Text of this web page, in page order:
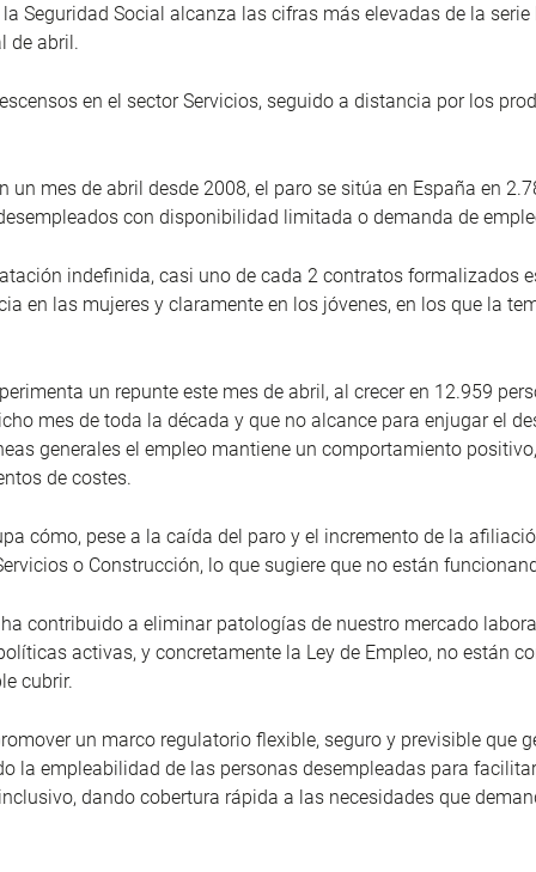
Seguridad Social alcanza las cifras más elevadas de la
de abril.
en el sector Servicios, seguido a distancia por los
un mes de abril desde 2008, el paro se sitúa en España en
con disponibilidad limitada o demanda de
indefinida, casi uno de cada 2 contratos
en las mujeres y claramente en los jóvenes, en los que la
un repunte este mes de abril, al crecer en 12.959
mes de toda la década y que no alcance para enjugar el
generales el empleo mantiene un comportamiento
de costes.
cómo, pese a la caída del paro y el incremento de la
o Construcción, lo que sugiere que no están
contribuido a eliminar patologías de nuestro mercado
activas, y concretamente la Ley de Empleo, no están
cubrir.
un marco regulatorio flexible, seguro y previsible que
la empleabilidad de las personas desempleadas para
dando cobertura rápida a las necesidades que